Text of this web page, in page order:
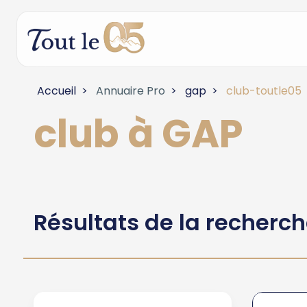
Accueil Annuaire Pro gap club-toutle05
club à GAP
Résultats de la